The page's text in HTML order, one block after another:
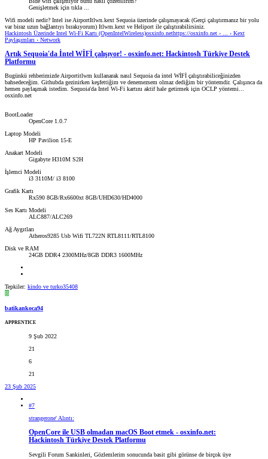
Genişletmek için tıkla ...
Wifi modeli nedir? Intel ise AirportItlwn.kext Sequoia üzerinde çalışmayacak (Gerçi çalıştırmanız bir yolu
var biraz uzun bağlantıyı bırakıyorum) Itlwm.kext ve Heliport ile çalıştırabilirsiniz.
Hackintosh Üzerinde Intel Wi-Fi Kartı (OpenIntelWireless)osxinfo.nethttps://osxinfo.net › ... › Kext
Paylaşımları › Network
Artık Sequoia'da İntel WİFİ çalışıyor! - osxinfo.net: Hackintosh Türkiye Destek
Platformu
Bugünkü rehberimizde Airportitlwm kullanarak nasıl Sequoia da intel WİFİ çalıştırabiliceğinizden
bahsedeceğim. Githubda gezinirken keşfettiğim ve denemezsem olmaz dediğim bir yöntemdir. Çalışınca da
hemen paylaşmak istedim. Sequoia'da Intel Wi-Fi kartını aktif hale getirmek için OCLP yöntemi...
osxinfo.net
BootLoader
OpenCore 1.0.7
Laptop Modeli
HP Pavilion 15-E
Anakart Modeli
Gigabyte H310M S2H
İşlemci Modeli
i3 3110M/ i3 8100
Grafik Kartı
Rx590 8GB/Rx6600xt 8GB/UHD630/HD4000
Ses Kartı Modeli
ALC887/ALC269
Ağ Aygıtları
Atheros9285 Usb Wifi TL722N RTL8111/RTL8100
Disk ve RAM
24GB DDR4 2300MHz/8GB DDR3 1600MHz
Tepkiler: kindo ve turko35408
B
batikankoca94
APPRENTICE
9 Şub 2022
21
6
21
23 Şub 2025
#7
strangerone' Alıntı:
OpenCore ile USB olmadan macOS Boot etmek - osxinfo.net:
Hackintosh Türkiye Destek Platformu
Sevgili Forum Sankinleri, Gözlemlerim sonucunda basit gibi görünse de birçok üye